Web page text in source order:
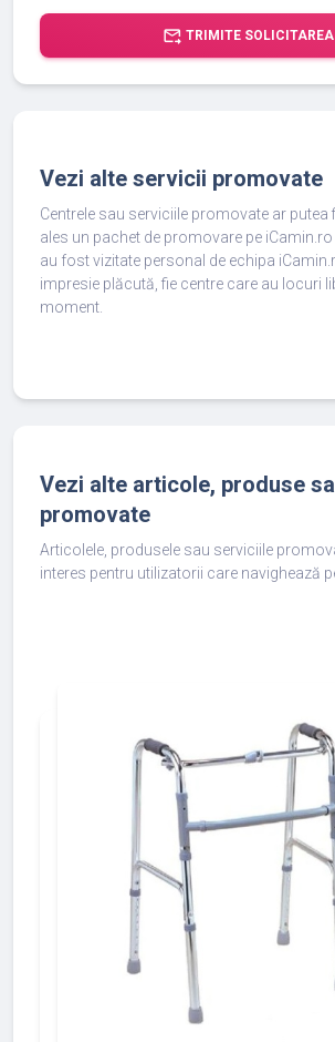
forward_to_inbox TRIMITE SOLICITAREA
Vezi alte servicii promovate
Centrele sau serviciile promovate ar putea
ales un pachet de promovare pe
au fost vizitate personal de echipa
impresie plăcută, fie centre care au locuri
moment.
Vezi alte articole, produse
promovate
Articolele, produsele sau serviciile
interes pentru utilizatorii care navighează